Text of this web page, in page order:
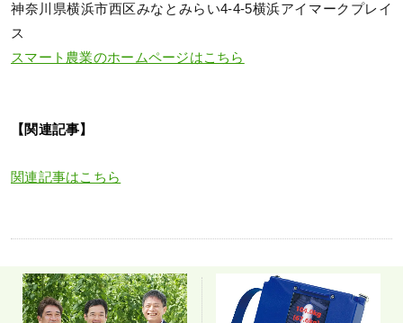
神奈川県横浜市西区みなとみらい4-4-5横浜アイマークプレイ
ス
スマート農業のホームページはこちら
【関連記事】
関連記事はこちら